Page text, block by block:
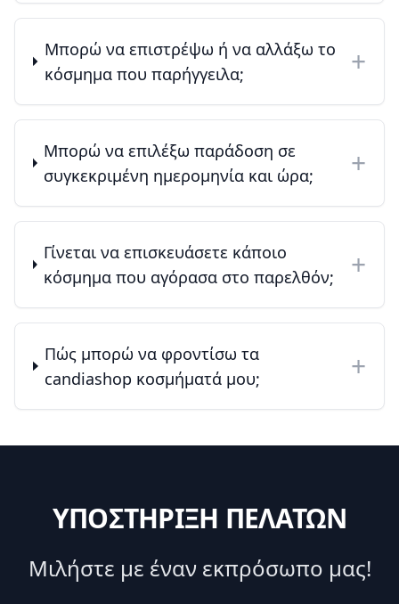
Μπορώ να επιστρέψω ή να αλλάξω το
κόσμημα που παρήγγειλα;
+
Μπορώ να επιλέξω παράδοση σε
συγκεκριμένη ημερομηνία και ώρα;
+
Γίνεται να επισκευάσετε κάποιο
κόσμημα που αγόρασα στο παρελθόν;
+
Πώς μπορώ να φροντίσω τα
candiashop κοσμήματά μου;
+
ΥΠΟΣΤΗΡΙΞΗ ΠΕΛΑΤΩΝ
Μιλήστε με έναν εκπρόσωπο μας!